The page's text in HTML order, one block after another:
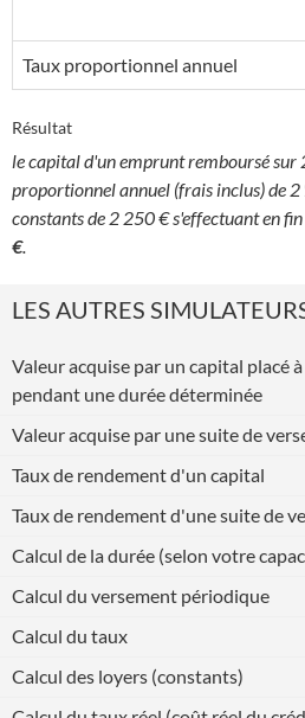
Taux proportionnel annuel
Résultat
le capital d'un emprunt remboursé sur
proportionnel annuel (frais inclus) de 2
constants de 2 250 € s'effectuant en fin
€.
LES AUTRES
Valeur acquise par un capital placé
pendant une durée déterminée
Valeur acquise par une suite de
Taux de rendement d'un capital
Taux de rendement d'une suite de
Calcul de la durée (selon votre
Calcul du versement périodique
Calcul du taux
Calcul des loyers (constants)